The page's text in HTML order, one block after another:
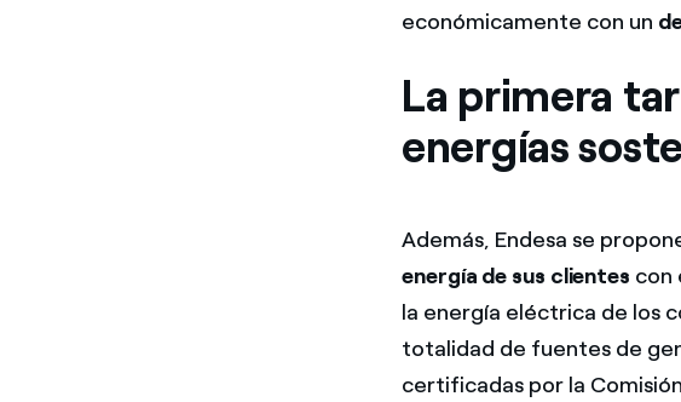
económicamente con un
La primera
energías
Además, Endesa se
energía de sus clientes con
la energía eléctrica de los
totalidad de fuentes de
certificadas por la